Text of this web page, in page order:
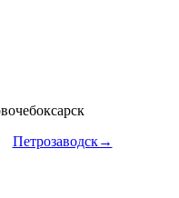
Петрозаводск→